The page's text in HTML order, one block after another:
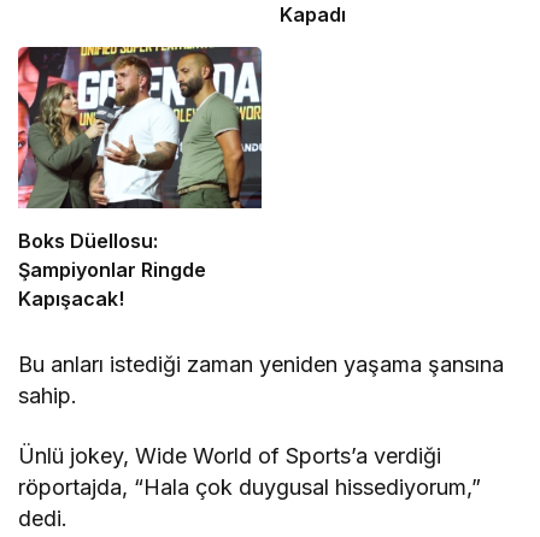
Kapadı
Boks Düellosu:
Şampiyonlar Ringde
Kapışacak!
Bu anları istediği zaman yeniden yaşama şansına
sahip.
Ünlü jokey, Wide World of Sports’a verdiği
röportajda, “Hala çok duygusal hissediyorum,”
dedi.